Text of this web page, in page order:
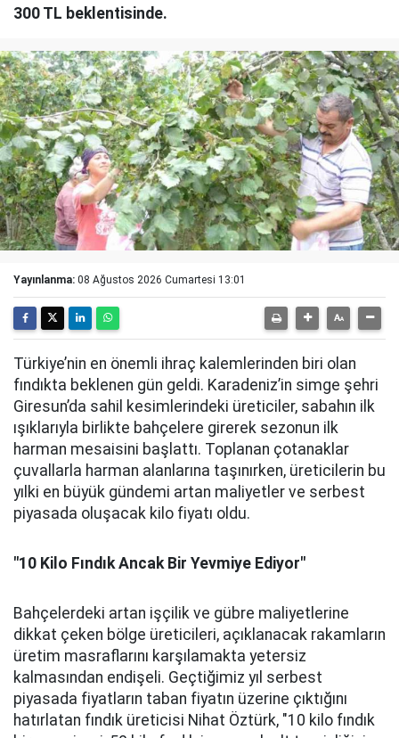
300 TL beklentisinde.
Yayınlanma: 08 Ağustos 2026 Cumartesi 13:01
Türkiye’nin en önemli ihraç kalemlerinden biri olan
fındıkta beklenen gün geldi. Karadeniz’in simge şehri
Giresun’da sahil kesimlerindeki üreticiler, sabahın ilk
ışıklarıyla birlikte bahçelere girerek sezonun ilk
harman mesaisini başlattı. Toplanan çotanaklar
çuvallarla harman alanlarına taşınırken, üreticilerin bu
yılki en büyük gündemi artan maliyetler ve serbest
piyasada oluşacak kilo fiyatı oldu.
"10 Kilo Fındık Ancak Bir Yevmiye Ediyor"
Bahçelerdeki artan işçilik ve gübre maliyetlerine
dikkat çeken bölge üreticileri, açıklanacak rakamların
üretim masraflarını karşılamakta yetersiz
kalmasından endişeli. Geçtiğimiz yıl serbest
piyasada fiyatların taban fiyatın üzerine çıktığını
hatırlatan fındık üreticisi Nihat Öztürk, "10 kilo fındık